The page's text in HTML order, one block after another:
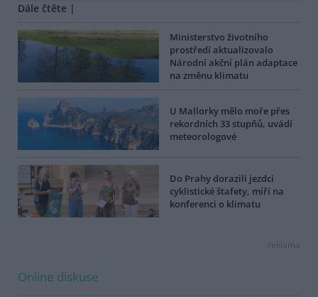
Dále čtěte |
Ministerstvo životního
prostředí aktualizovalo
Národní akční plán adaptace
na změnu klimatu
U Mallorky mělo moře přes
rekordních 33 stupňů, uvádí
meteorologové
Do Prahy dorazili jezdci
cyklistické štafety, míří na
konferenci o klimatu
reklama
Online diskuse